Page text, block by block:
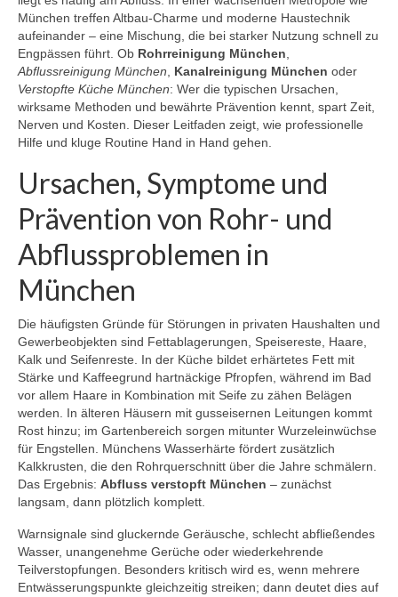
München treffen Altbau-Charme und moderne Haustechnik
aufeinander – eine Mischung, die bei starker Nutzung schnell zu
Engpässen führt. Ob Rohrreinigung München
Abflussreinigung München
Kanalreinigung München oder
Verstopfte Küche München: Wer die typischen Ursachen,
wirksame Methoden und bewährte Prävention kennt, spart Zeit,
Nerven und Kosten. Dieser Leitfaden zeigt, wie professionelle
Hilfe und kluge Routine Hand in Hand gehen.
Ursachen, Symptome und
Prävention von Rohr- und
Abflussproblemen in
München
Die häufigsten Gründe für Störungen in privaten Haushalten und
Gewerbeobjekten sind Fettablagerungen, Speisereste, Haare,
Kalk und Seifenreste. In der Küche bildet erhärtetes Fett mit
Stärke und Kaffeegrund hartnäckige Pfropfen, während im Bad
vor allem Haare in Kombination mit Seife zu zähen Belägen
werden. In älteren Häusern mit gusseisernen Leitungen kommt
Rost hinzu; im Gartenbereich sorgen mitunter Wurzeleinwüchse
für Engstellen. Münchens Wasserhärte fördert zusätzlich
Kalkkrusten, die den Rohrquerschnitt über die Jahre schmälern.
Das Ergebnis: Abfluss verstopft München – zunächst
langsam, dann plötzlich komplett.
Warnsignale sind gluckernde Geräusche, schlecht abfließendes
Wasser, unangenehme Gerüche oder wiederkehrende
Teilverstopfungen. Besonders kritisch wird es, wenn mehrere
Entwässerungspunkte gleichzeitig streiken; dann deutet dies auf